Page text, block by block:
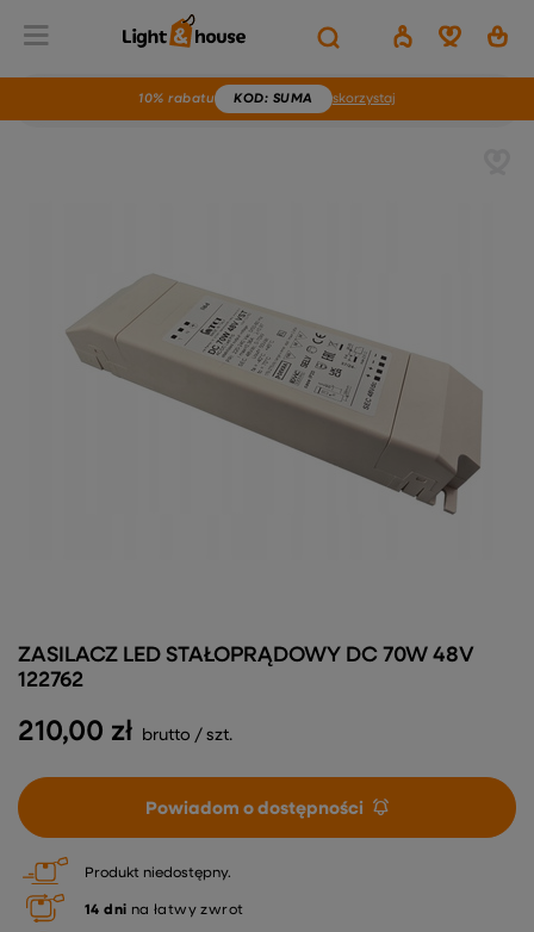
10% rabatu KOD: SUMA skorzystaj
210,00 zł brutto / szt.
Powiadom o dostępności
ZASILACZ LED STAŁOPRĄDOWY DC 70W 48V
122762
Produkt niedostępny
14 dni na łatwy zwrot